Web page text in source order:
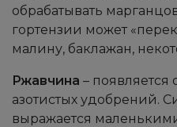
обрабатывать
гортензии может
малину, баклажан,
Ржавчина – появляется
азотистых удобрений.
выражается